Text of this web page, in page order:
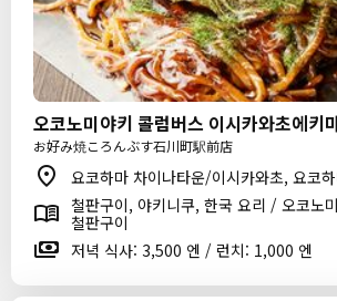
오코노미야키 콜럼버스 이시카와초에키
お好み焼ころんぶす石川町駅前店
요코하마 차이나타운/이시카와초, 요코
철판구이, 야키니쿠, 한국 요리 / 오코노
철판구이
저녁 식사: 3,500 엔 / 런치: 1,000 엔